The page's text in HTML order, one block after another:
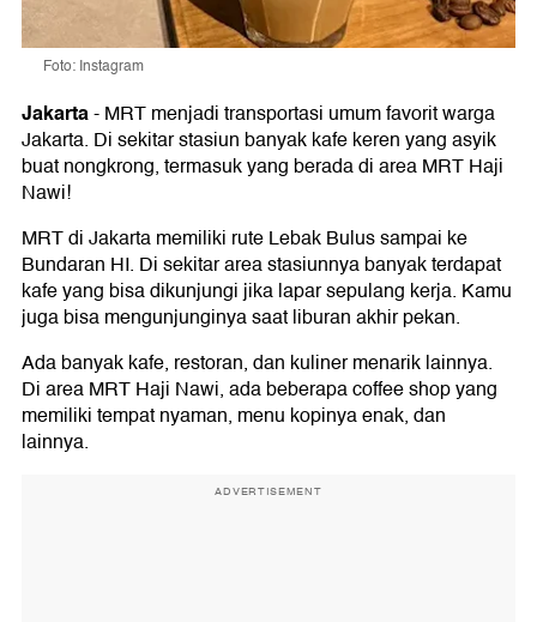
Foto: Instagram
Jakarta-MRT menjadi transportasi umum favorit warga
Jakarta. Di sekitar stasiun banyak kafe keren yang asyik
buat nongkrong, termasuk yang berada di area MRT Haji
Nawi!
MRT di Jakarta memiliki rute Lebak Bulus sampai ke
Bundaran HI. Di sekitar area stasiunnya banyak terdapat
kafe yang bisa dikunjungi jika lapar sepulang kerja. Kamu
juga bisa mengunjunginya saat liburan akhir pekan.
Ada banyak kafe, restoran, dan kuliner menarik lainnya.
Di area MRT Haji Nawi, ada beberapa coffee shop yang
memiliki tempat nyaman, menu kopinya enak, dan
lainnya.
ADVERTISEMENT